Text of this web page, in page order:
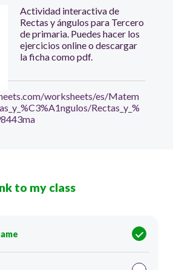
Actividad interactiva de
Rectas y ángulos para Tercero
de primaria. Puedes hacer los
ejercicios online o descargar
la ficha como pdf.
worksheets/es/Matem
Rectas_y_%
to my class